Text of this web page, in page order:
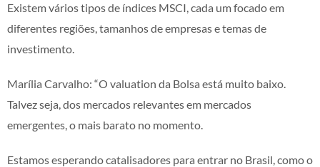
Existem vários tipos de índices MSCI, cada um focado em
diferentes regiões, tamanhos de empresas e temas de
investimento.
Marília Carvalho: “O valuation da Bolsa está muito baixo.
Talvez seja, dos mercados relevantes em mercados
emergentes, o mais barato no momento.
Estamos esperando catalisadores para entrar no Brasil, como o